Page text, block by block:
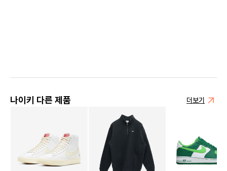
나이키 다른 제품 더보기